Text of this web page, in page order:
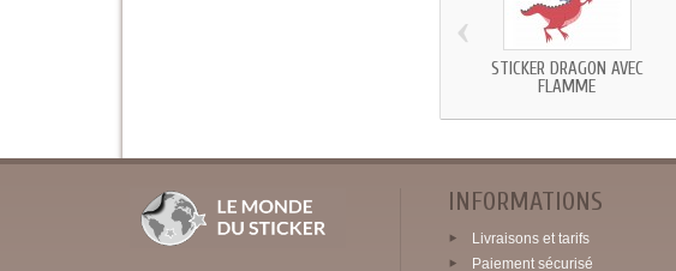
STICKER DRAGON AVEC
FLAMME
‹
INFORMATIONS
Livraisons et tarifs
Paiement sécurisé